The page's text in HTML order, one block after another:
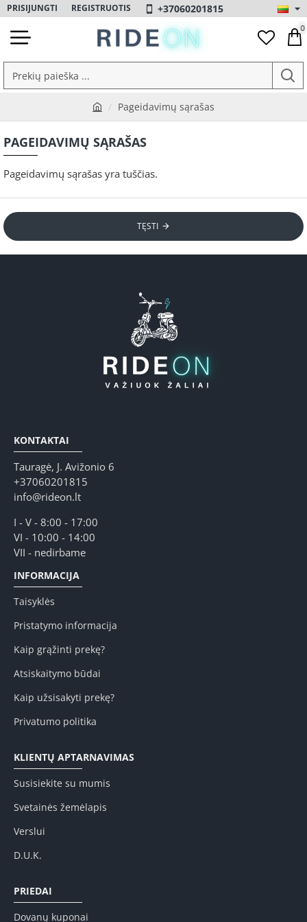
PRISIJUNGTI REGISTRUOTIS +37060201815
0
Prekių
m
Pageidavimų sąrašas
PAGEIDAVIMŲ SĄRAŠAS
Pageidavimų sąrašas yra tuščias.
TĘSTI
KONTAKTAI
Tauragė, J. Avižonio 6
+37060201815
info@rideon.lt
I - V - 8:00 - 17:00
VI - 10:00 - 14:00
VII - nedirbame
INFORMACIJA
Taisyklės
Pristatymo informacija
Kaip grąžinti prekę?
Atsiskaitymo būdai
Kaip užsisakyti prekę?
Privatumo politika
KLIENTŲ APTARNAVIMAS
Susisiekite su mumis
Svetainės žemėlapis
Verslui
D.U.K.
PRIEDAI
Dovanų kuponai